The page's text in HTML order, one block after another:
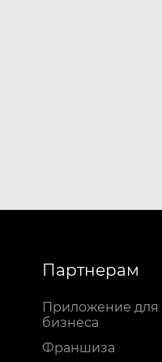
Партнерам
Приложение для
бизнеса
Франшиза